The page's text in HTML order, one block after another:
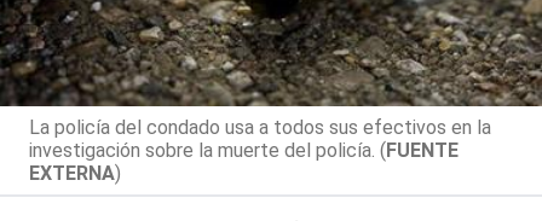
La policía del condado usa a todos sus efectivos en la
investigación sobre la muerte del policía. (FUENTE
EXTERNA)